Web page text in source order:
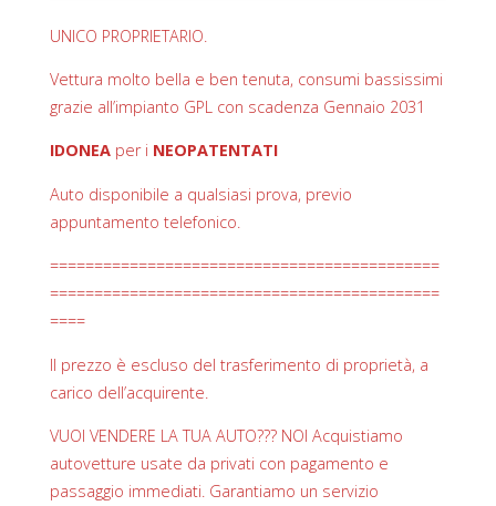
UNICO PROPRIETARIO.
Vettura molto bella e ben tenuta, consumi bassissimi
grazie all’impianto GPL con scadenza Gennaio 2031
IDONEAper i NEOPATENTATI
Auto disponibile a qualsiasi prova, previo
appuntamento telefonico.
============================================
============================================
====
Il prezzo è escluso del trasferimento di proprietà, a
carico dell’acquirente.
VUOI VENDERE LA TUA AUTO??? NOI Acquistiamo
autovetture usate da privati con pagamento e
passaggio immediati. Garantiamo un servizio